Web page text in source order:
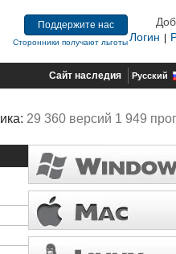
Поддержите нас
Сторонники получают льготыЛогин
Сайт наследия Русский
29 360 версий 1 949